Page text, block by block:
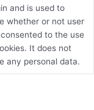
and is used to
whether or not user
to the use
It does not
any personal data.